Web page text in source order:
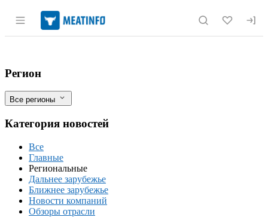
Раздел навигации по сайту
Ставропольский край станет центром
Фильтры
Регион
Все регионы
Категория новостей
Все
Главные
Региональные
Дальнее зарубежье
Ближнее зарубежье
Новости компаний
Обзоры отрасли